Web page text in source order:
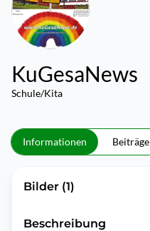
KuGesaNews
Schule/Kita
Informationen Beiträge
Bilder (1)
Beschreibung